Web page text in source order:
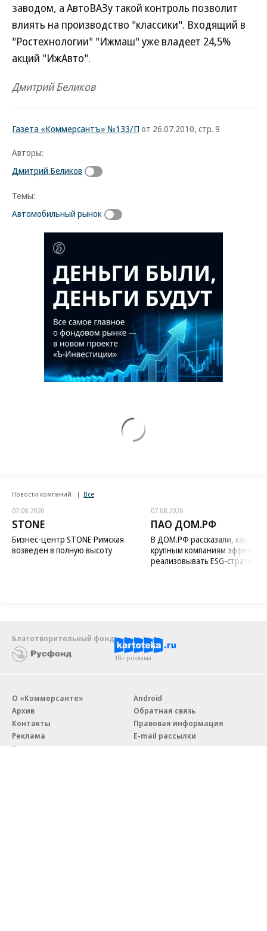
заводом, а АвтоВАЗу такой контроль позволит
влиять на производство "классики". Входящий в
"Ростехнологии" "Ижмаш" уже владеет 24,5%
акций "ИжАвто".
Дмитрий Беликов
Газета «Коммерсантъ» №133/П от 26.07.2010, стр. 9
Авторы:
Дмитрий Беликов
Темы:
Автомобильный рынок
Новости компаний Все
07.08.2026
STONE
Бизнес-центр STONE Римская
возведен в полную высоту
07.08.2026
ПАО ДОМ.РФ
В ДОМ.РФ рассказали, как
крупным компаниям
реализовывать ESG-стратегию
Благотворительный фонд
18+ реклама
О «Коммерсанте»
Архив
Контакты
Реклама
Вакансии
Android
Обратная связь
Правовая информация
E-mail рассылки